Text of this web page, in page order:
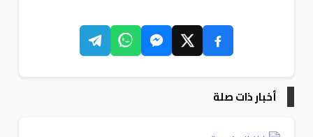
أخبار ذات صلة